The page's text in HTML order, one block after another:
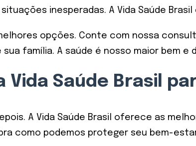
inesperadas. A Vida Saúde
opções. Conte com nossa
família. A saúde é nosso maior bem e
Vida Saúde Brasil
A Vida Saúde Brasil oferece as
como podemos proteger seu bem-